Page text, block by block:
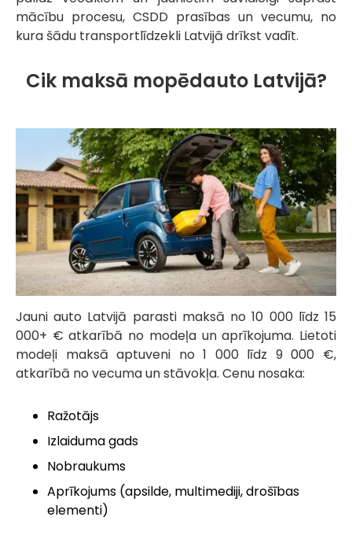
mācību procesu, CSDD prasības un vecumu, no
kura šādu transportlīdzekli Latvijā drīkst vadīt.
Cik maksā mopēdauto Latvijā?
Jauni auto Latvijā parasti maksā no 10 000 līdz 15
000+ € atkarībā no modeļa un aprīkojuma. Lietoti
modeļi maksā aptuveni no 1 000 līdz 9 000 €,
atkarībā no vecuma un stāvokļa. Cenu nosaka:
Ražotājs
Izlaiduma gads
Nobraukums
Aprīkojums (apsilde, multimediji, drošības
elementi)